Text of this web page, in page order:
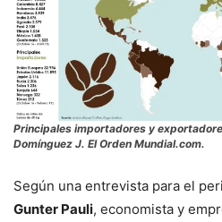
Principales importadores y
Domínguez J. El Orden Mundial.com.
Según una entrevista para el
Gunter Pauli, economista y